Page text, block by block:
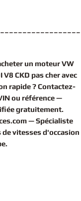
un moteur VW
V8 CKD pas cheravec
rapide ? Contactez-
ou référence —
gratuitement.
— Spécialiste
vitesses d'occasion